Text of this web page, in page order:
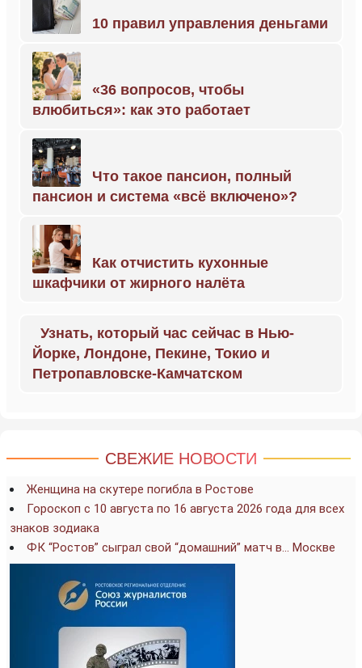
10 правил управления деньгами
«36 вопросов, чтобы
влюбиться»: как это работает
Что такое пансион, полный
пансион и система «всё включено»?
Как отчистить кухонные
шкафчики от жирного налёта
Узнать, который час сейчас в Нью-
Йорке, Лондоне, Пекине, Токио и
Петропавловске-Камчатском
СВЕЖИЕ НОВОСТИ
Женщина на скутере погибла в Ростове
Гороскоп с 10 августа по 16 августа 2026 года для всех
знаков зодиака
ФК “Ростов” сыграл свой “домашний” матч в… Москве